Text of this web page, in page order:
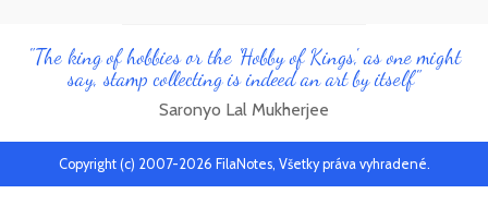
"The king of hobbies or the 'Hobby of Kings', as one might
say, stamp collecting is indeed an art by itself"
Saronyo Lal Mukherjee
Copyright (c) 2007-2026 FilaNotes, Všetky práva vyhradené.